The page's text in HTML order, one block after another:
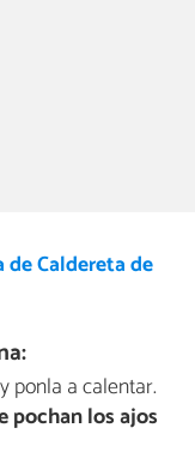
de Caldereta de
ponla a calentar.
pochan los ajos